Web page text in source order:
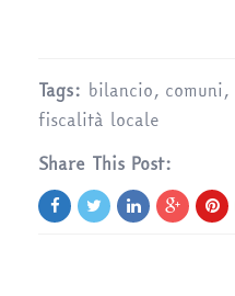
Tags: bilancio, comuni,
fiscalità locale
Share This Post: